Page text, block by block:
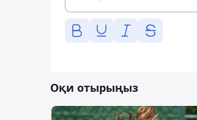
Оқи отырыңыз